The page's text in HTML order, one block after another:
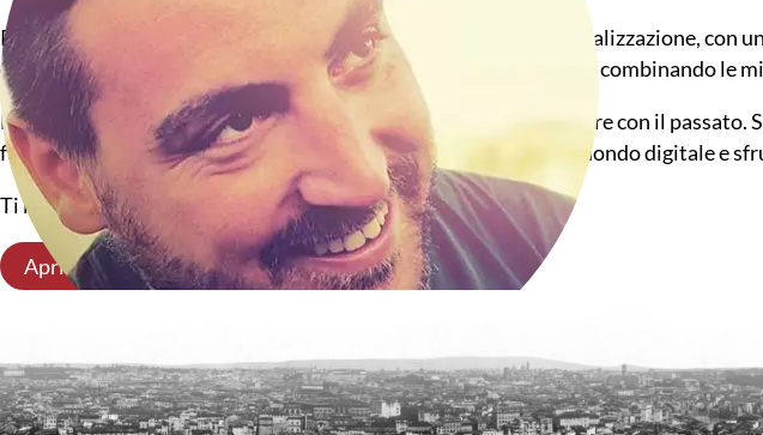
Passiamo attraverso l’ideazione creativa, la progettazione e la realizzazione, con
ciascun cliente. Ogni aspetto tecnico viene discusso ed elaborato combinando le
E’ un periodo storico complesso, c’è bisogno di cambiare e rompere con il
futuro sia nelle mani delle persone che imparano a vivere in un mondo digitale e
Ti invitiamo a unirti a noi in questo viaggio.
Apri il sito web